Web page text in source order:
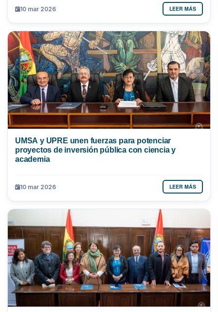
10 mar 2026 LEER MÁS
UMSA y UPRE unen fuerzas para potenciar
proyectos de inversión pública con ciencia y
academia
10 mar 2026 LEER MÁS